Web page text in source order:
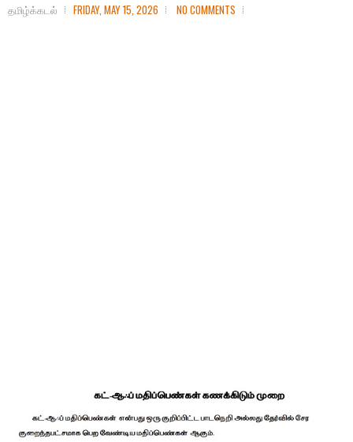
தமிழ்க்கடல் FRIDAY, MAY 15, 2026 NO COMMENTS